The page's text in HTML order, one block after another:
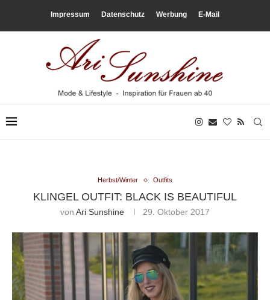
Impressum Datenschutz Werbung E-Mail
Herbst/Winter Outfits
KLINGEL OUTFIT: BLACK IS BEAUTIFUL
von Ari Sunshine 29. Oktober 2017